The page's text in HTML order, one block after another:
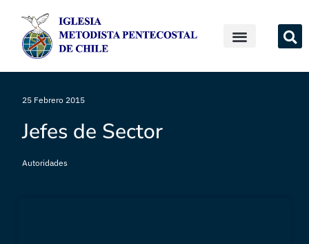
25 Febrero 2015
Jefes de Sector
Autoridades